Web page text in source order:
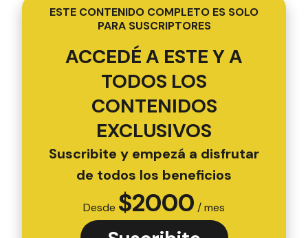
ESTE CONTENIDO COMPLETO ES SOLO
PARA SUSCRIPTORES
ACCEDÉ A ESTE Y A
TODOS LOS
CONTENIDOS
EXCLUSIVOS
Suscribite y empezá a disfrutar
de todos los beneficios
Desde $2000 / mes